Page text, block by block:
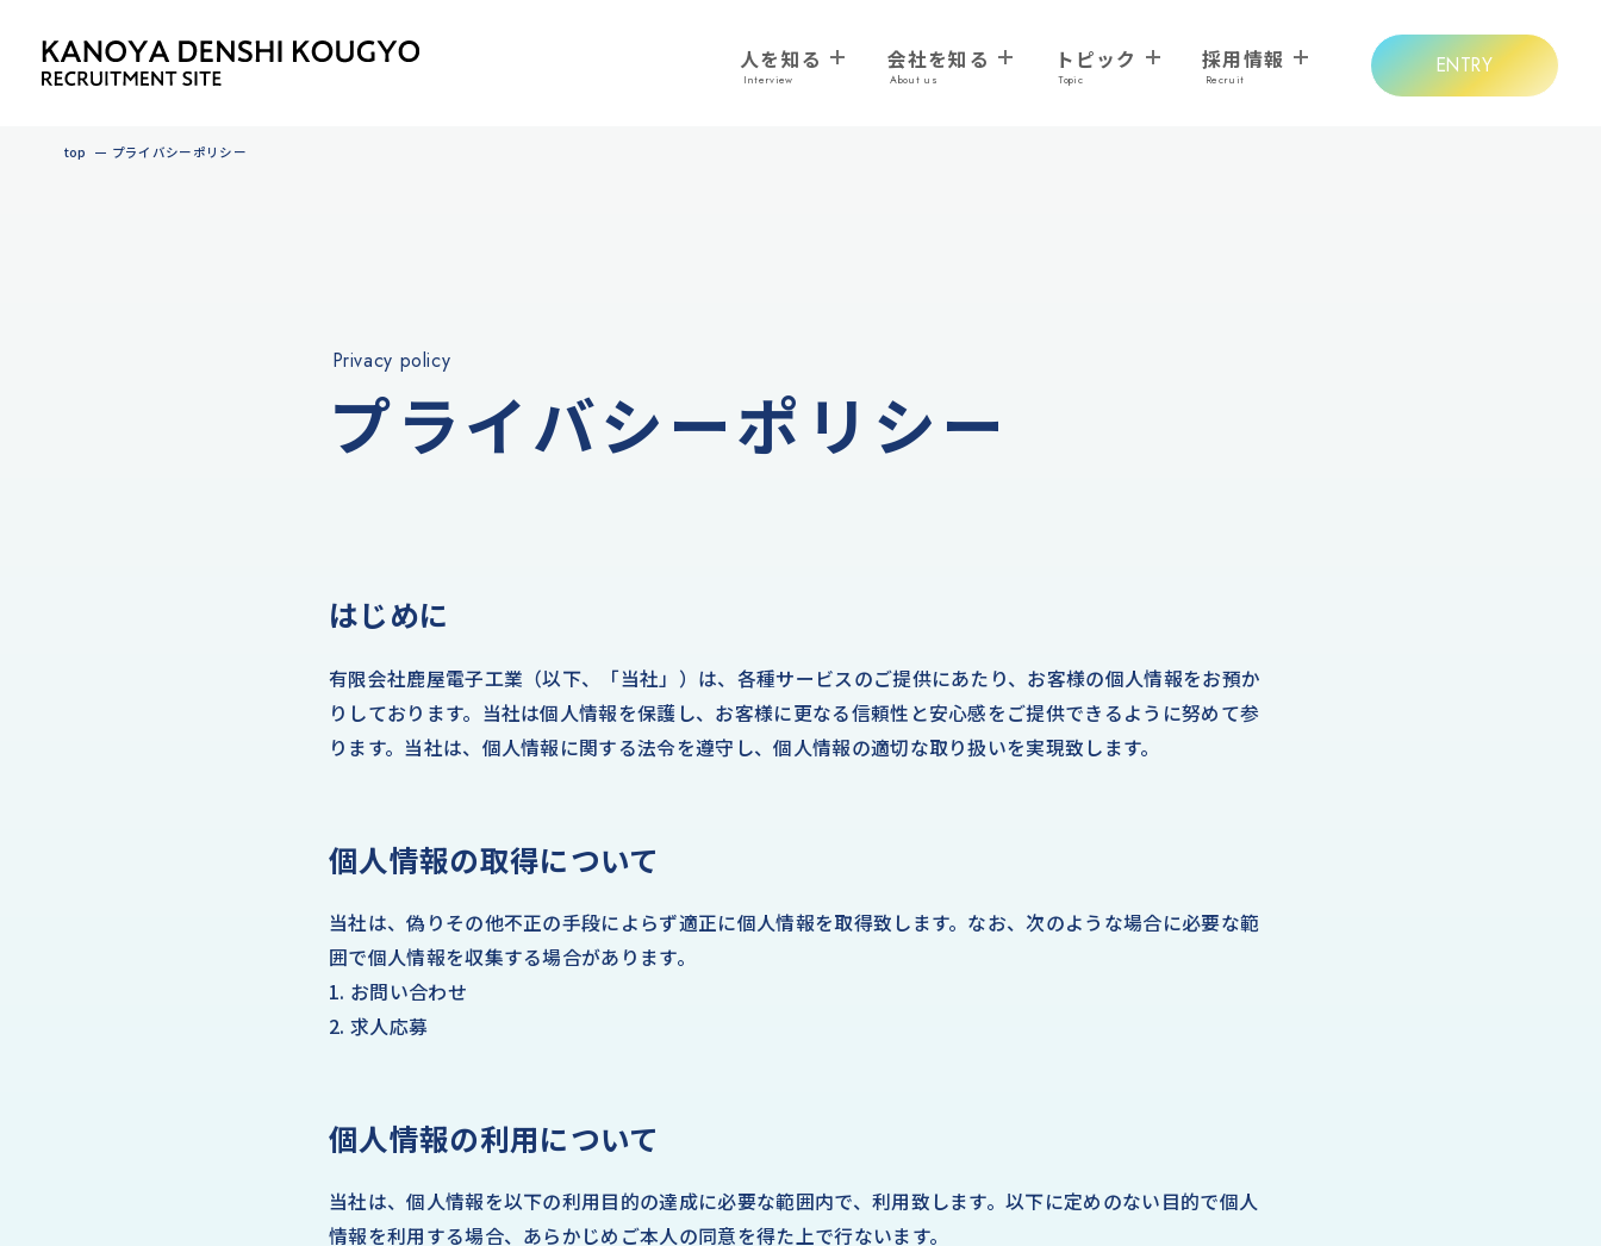
人を知る
Interview
会社を知る
About us
トピック
Topic
採用情報
Recruit
ENTRY
top プライバシーポリシー
Privacy policy
プライバシーポリシー
はじめに
有限会社鹿屋電子工業（以下、「当社」）は、各種サービスのご提供にあたり、お客様の個人情報をお預か
りしております。当社は個人情報を保護し、お客様に更なる信頼性と安心感をご提供できるように努めて参
ります。当社は、個人情報に関する法令を遵守し、個人情報の適切な取り扱いを実現致します。
個人情報の取得について
当社は、偽りその他不正の手段によらず適正に個人情報を取得致します。なお、次のような場合に必要な範
囲で個人情報を収集する場合があります。
1. お問い合わせ
2. 求人応募
個人情報の利用について
当社は、個人情報を以下の利用目的の達成に必要な範囲内で、利用致します。以下に定めのない目的で個人
情報を利用する場合、あらかじめご本人の同意を得た上で行ないます。